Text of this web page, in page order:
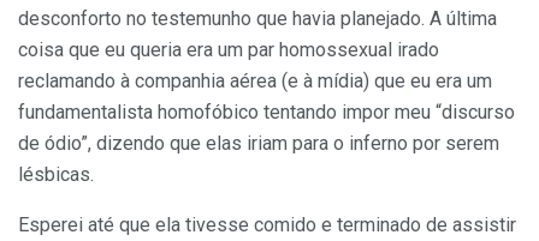
desconforto no testemunho que havia planejado. A última
coisa que eu queria era um par homossexual irado
reclamando à companhia aérea (e à mídia) que eu era um
fundamentalista homofóbico tentando impor meu “discurso
de ódio”, dizendo que elas iriam para o inferno por serem
lésbicas.
Esperei até que ela tivesse comido e terminado de assistir